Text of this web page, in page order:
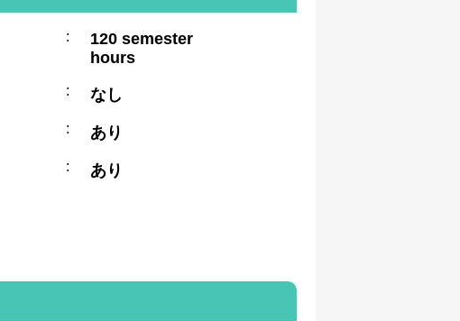
:
120 semester
hours
: なし
: あり
: あり